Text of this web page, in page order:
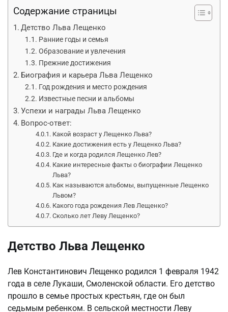
Содержание страницы
Детство Льва Лещенко
Ранние годы и семья
Образование и увлечения
Прежние достижения
Биография и карьера Льва Лещенко
Год рождения и место рождения
Известные песни и альбомы
Успехи и награды Льва Лещенко
Вопрос-ответ:
Какой возраст у Лещенко Льва?
Какие достижения есть у Лещенко Льва?
Где и когда родился Лещенко Лев?
Какие интересные факты о биографии Лещенко
Льва?
Как называются альбомы, выпущенные Лещенко
Львом?
Какого года рождения Лев Лещенко?
Сколько лет Леву Лещенко?
Детство Льва Лещенко
Лев Константинович Лещенко родился 1 февраля 1942
года в селе Лукаши, Смоленской области. Его детство
прошло в семье простых крестьян, где он был
седьмым ребенком. В сельской местности Леву